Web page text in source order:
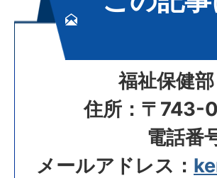
福祉保健
住所：〒743-
電話
メールアドレス：